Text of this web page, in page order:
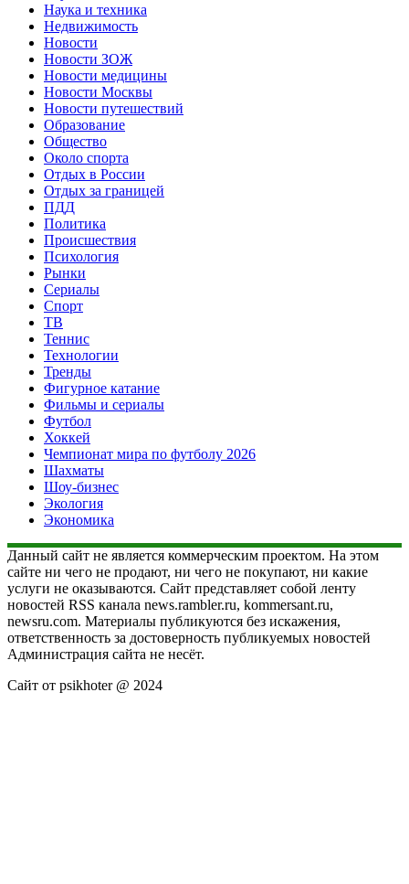
Наука и техника
Недвижимость
Новости
Новости ЗОЖ
Новости медицины
Новости Москвы
Новости путешествий
Образование
Общество
Около спорта
Отдых в России
Отдых за границей
ПДД
Политика
Происшествия
Психология
Рынки
Сериалы
Спорт
ТВ
Теннис
Технологии
Тренды
Фигурное катание
Фильмы и сериалы
Футбол
Хоккей
Чемпионат мира по футболу 2026
Шахматы
Шоу-бизнес
Экология
Экономика
Данный сайт не является коммерческим проектом. На этом
сайте ни чего не продают, ни чего не покупают, ни какие
услуги не оказываются. Сайт представляет собой ленту
новостей RSS канала news.rambler.ru, kommersant.ru,
newsru.com. Материалы публикуются без искажения,
ответственность за достоверность публикуемых новостей
Администрация сайта не несёт.
Сайт от psikhoter @ 2024